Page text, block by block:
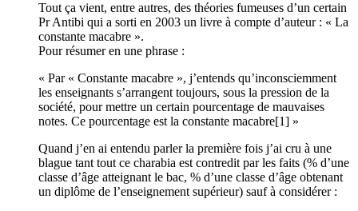
Tout ça vient, entre autres, des théories fumeuses d’un certain
Pr Antibi qui a sorti en 2003 un livre à compte d’auteur : « La
constante macabre ».
Pour résumer en une phrase :
« Par « Constante macabre », j’entends qu’inconsciemment
les enseignants s’arrangent toujours, sous la pression de la
société, pour mettre un certain pourcentage de mauvaises
notes. Ce pourcentage est la constante macabre[1] »
Quand j’en ai entendu parler la première fois j’ai cru à une
blague tant tout ce charabia est contredit par les faits (% d’une
classe d’âge atteignant le bac, % d’une classe d’âge obtenant
un diplôme de l’enseignement supérieur) sauf à considérer :